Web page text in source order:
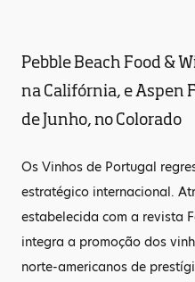
Pebble Beach Food &
na Califórnia, e Aspen
de Junho, no Colorado
Os Vinhos de Portugal
estratégico internacional.
estabelecida com a revista
integra a promoção dos
norte-americanos de